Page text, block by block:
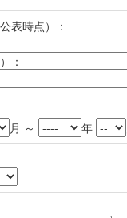
表時点）：
：
月 ～ 年